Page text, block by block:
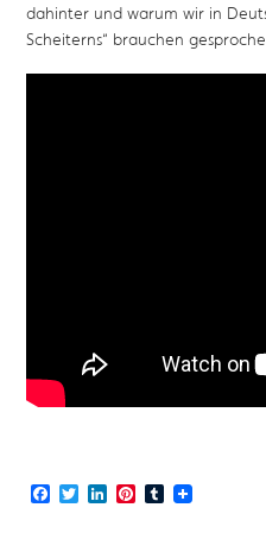
dahinter und warum wir in
Scheiterns“ brauchen
Facebook
TwitterLinkedIn
Pinterest
Tumblr